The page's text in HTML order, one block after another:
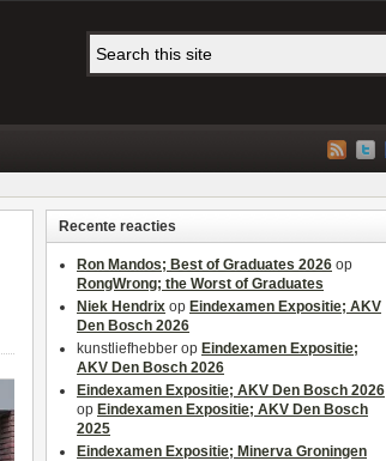
Recente reacties
Ron Mandos; Best of Graduates 2026 op
RongWrong; the Worst of Graduates
Niek Hendrix op Eindexamen Expositie; AKV
Den Bosch 2026
kunstliefhebber op Eindexamen Expositie;
AKV Den Bosch 2026
Eindexamen Expositie; AKV Den Bosch 2026
op Eindexamen Expositie; AKV Den Bosch
2025
Eindexamen Expositie; Minerva Groningen